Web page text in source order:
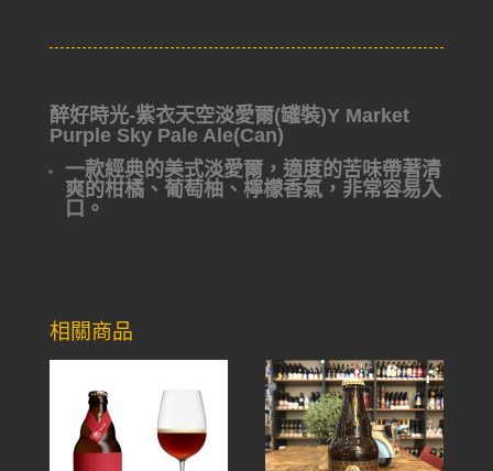
醉好時光-紫衣天空淡愛爾(罐裝)Y Market
Purple Sky Pale Ale(Can)
一款經典的美式淡愛爾，適度的苦味帶著清
爽的柑橘、葡萄柚、檸檬香氣，非常容易入
口。
相關商品